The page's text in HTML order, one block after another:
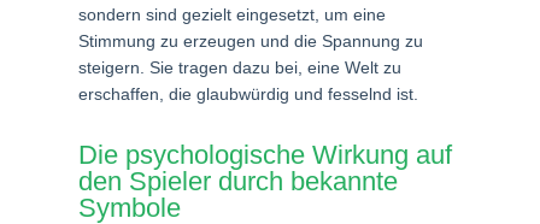
sondern sind gezielt eingesetzt, um eine
Stimmung zu erzeugen und die Spannung zu
steigern. Sie tragen dazu bei, eine Welt zu
erschaffen, die glaubwürdig und fesselnd ist.
Die psychologische Wirkung auf
den Spieler durch bekannte
Symbole